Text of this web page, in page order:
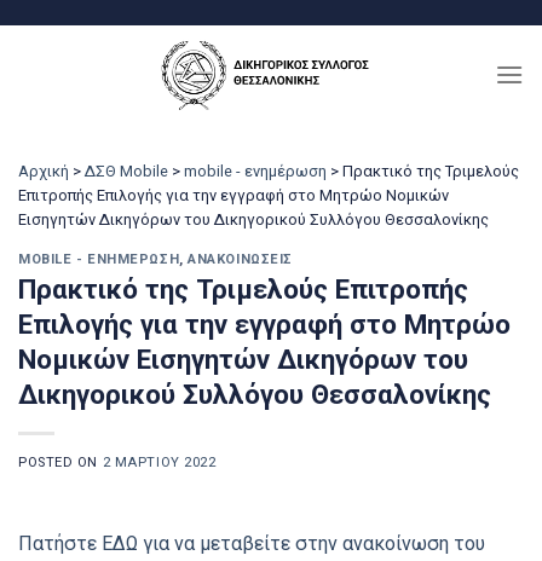
Αρχική > ΔΣΘ Mobile > mobile - ενημέρωση > Πρακτικό της Τριμελούς
Επιτροπής Επιλογής για την εγγραφή στο Μητρώο Νομικών
Εισηγητών Δικηγόρων του Δικηγορικού Συλλόγου Θεσσαλονίκης
MOBILE - ΕΝΗΜΈΡΩΣΗ,ΑΝΑΚΟΙΝΏΣΕΙΣ
Πρακτικό της Τριμελούς Επιτροπής
Επιλογής για την εγγραφή στο Μητρώο
Νομικών Εισηγητών Δικηγόρων του
Δικηγορικού Συλλόγου Θεσσαλονίκης
POSTED ON 2 ΜΑΡΤΊΟΥ 2022
Πατήστε ΕΔΩ για να μεταβείτε στην ανακοίνωση του